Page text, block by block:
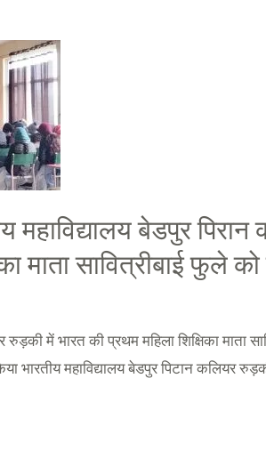
महाविद्यालय बेडपुर
माता सावित्रीबाई फुले
रुड़की में भारत की प्रथम महिला शिक्षिका माता
भारतीय महाविद्यालय बेडपुर पिटान